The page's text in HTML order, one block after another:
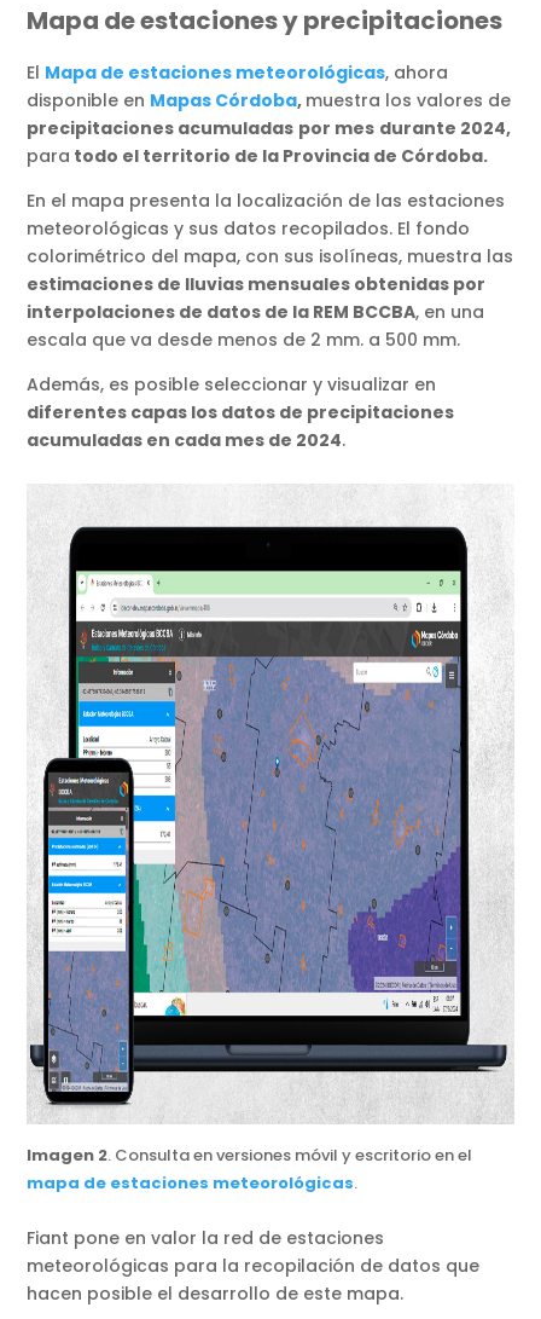
Mapa de estaciones y precipitaciones
El Mapa de estaciones meteorológicas, ahora
disponible en Mapas Córdoba, muestra los valores de
precipitaciones acumuladas por mes durante 2024,
para todo el territorio de la Provincia de Córdoba.
En el mapa presenta la localización de las estaciones
meteorológicas y sus datos recopilados. El fondo
colorimétrico del mapa, con sus isolíneas, muestra las
estimaciones de lluvias mensuales obtenidas por
interpolaciones de datos de la REM BCCBA, en una
escala que va desde menos de 2 mm. a 500 mm.
Además, es posible seleccionar y visualizar en
diferentes capas los datos de precipitaciones
acumuladas en cada mes de 2024.
Imagen 2. Consulta en versiones móvil y escritorio en el
mapa de estaciones meteorológicas.
Fiant pone en valor la red de estaciones
meteorológicas para la recopilación de datos que
hacen posible el desarrollo de este mapa.